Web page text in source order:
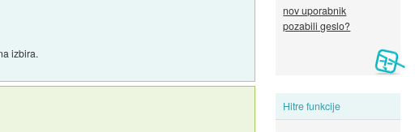
nov uporabnik
pozabili geslo?
Hitre funkcije
izbira.